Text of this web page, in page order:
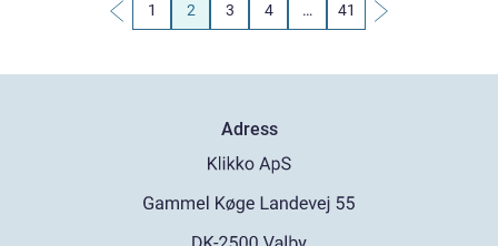
1 2 3 4 … 41
Adress